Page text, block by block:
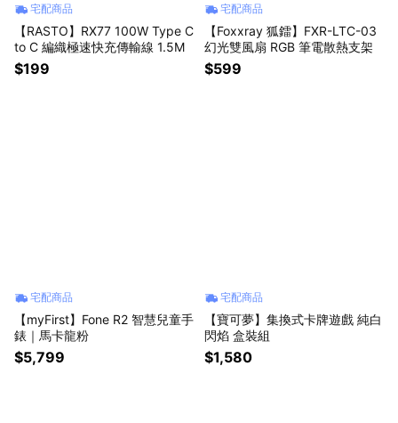
宅配商品
【RASTO】RX77 100W Type C
to C 編織極速快充傳輸線 1.5M
$199
宅配商品
【Foxxray 狐鐳】FXR-LTC-03
幻光雙風扇 RGB 筆電散熱支架
$599
宅配商品
【myFirst】Fone R2 智慧兒童手
錶｜馬卡龍粉
$5,799
宅配商品
【寶可夢】集換式卡牌遊戲 純白
閃焰 盒裝組
$1,580